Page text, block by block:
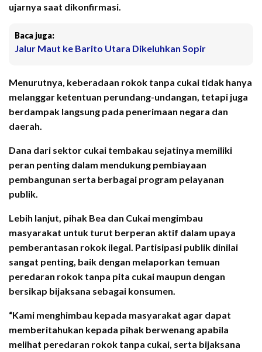
ujarnya saat dikonfirmasi.
Baca juga:
Jalur Maut ke Barito Utara Dikeluhkan Sopir
Menurutnya, keberadaan rokok tanpa cukai tidak hanya
melanggar ketentuan perundang-undangan, tetapi juga
berdampak langsung pada penerimaan negara dan
daerah.
Dana dari sektor cukai tembakau sejatinya memiliki
peran penting dalam mendukung pembiayaan
pembangunan serta berbagai program pelayanan
publik.
Lebih lanjut, pihak Bea dan Cukai mengimbau
masyarakat untuk turut berperan aktif dalam upaya
pemberantasan rokok ilegal. Partisipasi publik dinilai
sangat penting, baik dengan melaporkan temuan
peredaran rokok tanpa pita cukai maupun dengan
bersikap bijaksana sebagai konsumen.
“Kami menghimbau kepada masyarakat agar dapat
memberitahukan kepada pihak berwenang apabila
melihat peredaran rokok tanpa cukai, serta bijaksana